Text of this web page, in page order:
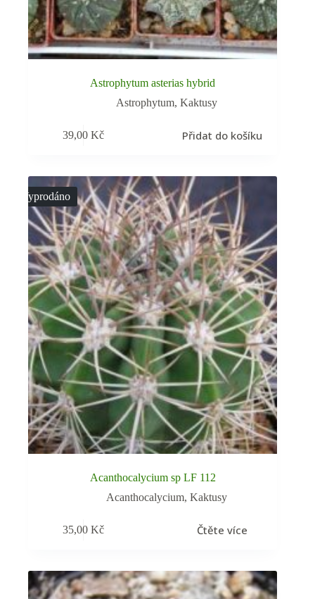
Astrophytum asterias hybrid
Astrophytum,Kaktusy
39,00Kč Přidat do košíku
Vyprodáno
Acanthocalycium sp LF 112
Acanthocalycium,Kaktusy
35,00Kč Čtěte více